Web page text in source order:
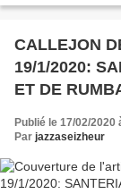
CALLEJON
19/1/2020:
ET DE
Publié le 17/02/2020
Par jazzaseizheur